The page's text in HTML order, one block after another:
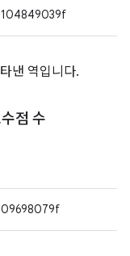
낸 역입니다.
점 수